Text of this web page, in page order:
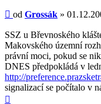
Příspěvek
od Grossák »
SSZ u Břevnoského
Makovského územní
právní moci, pokud se
DNES předpokládá v
http://
signalizací se počítalo v